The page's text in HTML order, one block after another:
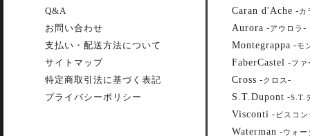
Q&A
お問い合わせ
支払い・配送方法について
サイトマップ
特定商取引法に基づく表記
プライバシーポリシー
Caran d'Ache -カ
Aurora -アウロラ -
Montegrappa -モ
FaberCastel -ファ
Cross -クロス -
S.T.Dupont -S.T.
Visconti - ビスコ
Waterman -ウォー